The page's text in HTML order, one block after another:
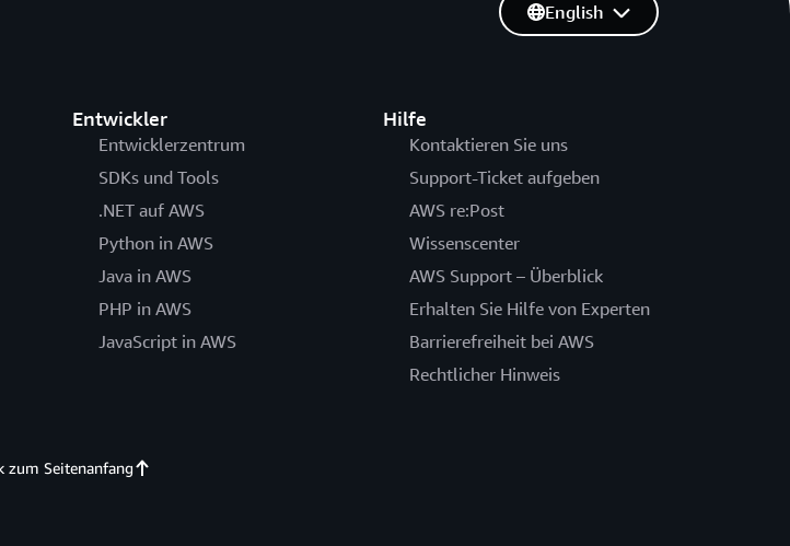
Entwickler
Entwicklerzentrum
SDKs und Tools
.NET auf AWS
Python in AWS
Java in AWS
PHP in AWS
JavaScript in AWS
Hilfe
Kontaktieren Sie uns
Support-Ticket aufgeben
AWS re:Post
Wissenscenter
AWS Support – Überblick
Erhalten Sie Hilfe von Experten
Barrierefreiheit bei AWS
Rechtlicher Hinweis
English
zum Seitenanfang